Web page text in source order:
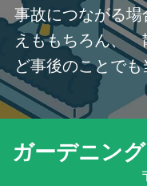
事故につながる
えももちろん、
ど事後のことで
ガーデニン